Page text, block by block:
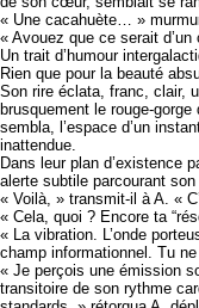
« Une cacahuète… »
« Avouez que ce serait
Un trait d’humour
Rien que pour la beauté
Son rire éclata, franc, clair,
brusquement le rouge-
sembla, l’espace d’un
inattendue.
Dans leur plan d’existence
alerte subtile parcourant son
« Voilà, » transmit-il à A. «
« Cela, quoi ? Encore ta
« La vibration. L’onde
champ informationnel. Tu
« Je perçois une émission
transitoire de son rythme